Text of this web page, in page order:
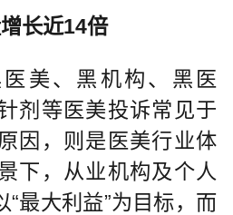
长近14倍
美、黑机构、黑医
剂等医美投诉常见于
因，则是医美行业体
下，从业机构及个人
“最大利益”为目标，而